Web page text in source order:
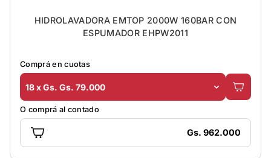
HIDROLAVADORA EMTOP 2000W 160BAR CON
ESPUMADOR EHPW2011
Comprá en cuotas
18 x Gs. Gs. 79.000
O comprá al contado
Gs. 962.000